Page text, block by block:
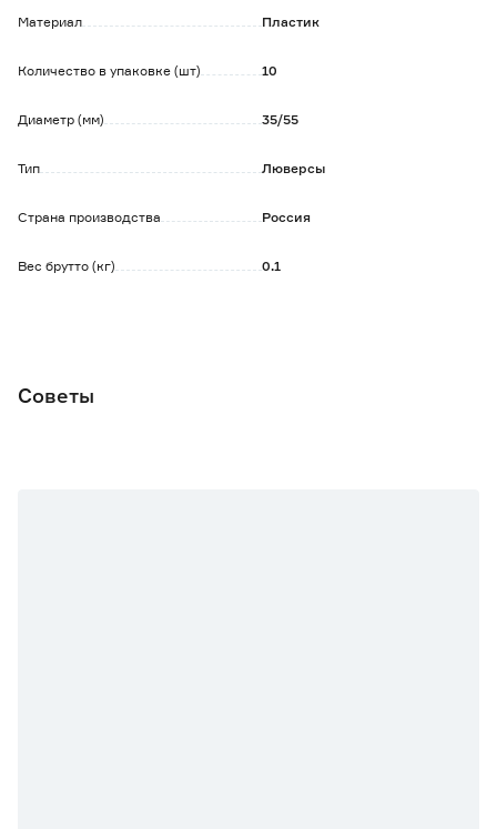
Материал Пластик
Количество в упаковке (шт) 10
Диаметр (мм) 35/55
Тип Люверсы
Страна производства Россия
Вес брутто (кг) 0.1
Советы